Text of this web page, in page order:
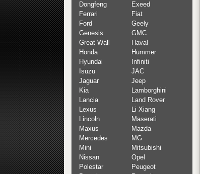
Dongfeng
Exeed
Ferrari
Fiat
Ford
Geely
Genesis
GMC
Great Wall
Haval
Honda
Hummer
Hyundai
Infiniti
Isuzu
JAC
Jaguar
Jeep
Kia
Lamborghini
Lancia
Land Rover
Lexus
Li Xiang
Lincoln
Maserati
Maxus
Mazda
Mercedes
MG
Mini
Mitsubishi
Nissan
Opel
Polestar
Peugeot